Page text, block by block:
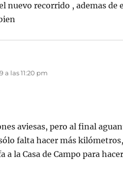
nuevo recorrido , ademas de
a las 11:20 pm
aviesas, pero al final
falta hacer más
la Casa de Campo para